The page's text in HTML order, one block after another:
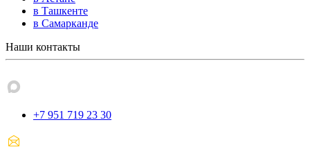
в Ташкенте
в Самарканде
Наши контакты
+7 951 719 23 30